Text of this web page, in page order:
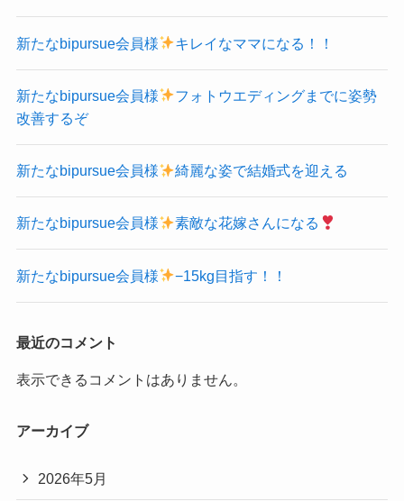
新たなbipursue会員様 キレイなママになる！！
新たなbipursue会員様
フォトウエディングまでに姿勢
改善するぞ
新たなbipursue会員様 綺麗な姿で結婚式を迎える
新たなbipursue会員様 素敵な花嫁さんになる
新たなbipursue会員様 −15kg目指す！！
最近のコメント
表示できるコメントはありません。
アーカイブ
2026年5月